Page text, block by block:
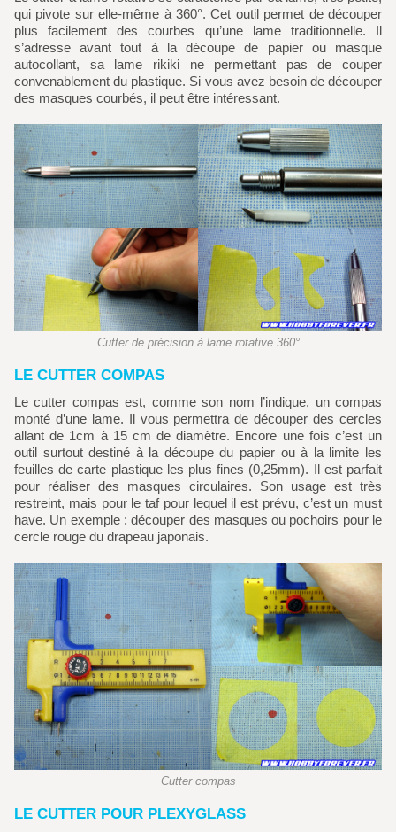
qui pivote sur elle-même à 360°. Cet outil permet de découper
plus facilement des courbes qu’une lame traditionnelle. Il
s’adresse avant tout à la découpe de papier ou masque
autocollant, sa lame rikiki ne permettant pas de couper
convenablement du plastique. Si vous avez besoin de découper
des masques courbés, il peut être intéressant.
Cutter de précision à lame rotative 360°
LE CUTTER COMPAS
Le cutter compas est, comme son nom l’indique, un compas
monté d’une lame. Il vous permettra de découper des cercles
allant de 1cm à 15 cm de diamètre. Encore une fois c’est un
outil surtout destiné à la découpe du papier ou à la limite les
feuilles de carte plastique les plus fines (0,25mm). Il est parfait
pour réaliser des masques circulaires. Son usage est très
restreint, mais pour le taf pour lequel il est prévu, c’est un must
have. Un exemple : découper des masques ou pochoirs pour le
cercle rouge du drapeau japonais.
Cutter compas
LE CUTTER POUR PLEXYGLASS